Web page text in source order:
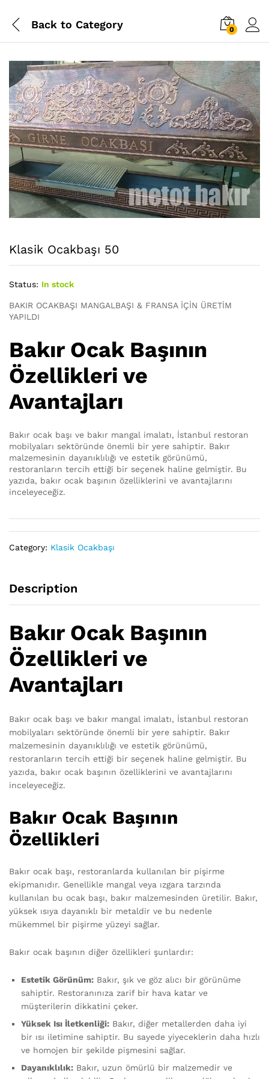
Back to Category 0
Klasik Ocakbaşı 50
Status: In stock
BAKIR OCAKBAŞI MANGALBAŞI & FRANSA İÇİN ÜRETİM
YAPILDI
Bakır Ocak Başının
Özellikleri ve
Avantajları
Bakır ocak başı ve bakır mangal imalatı, İstanbul restoran
mobilyaları sektöründe önemli bir yere sahiptir. Bakır
malzemesinin dayanıklılığı ve estetik görünümü,
restoranların tercih ettiği bir seçenek haline gelmiştir. Bu
yazıda, bakır ocak başının özelliklerini ve avantajlarını
inceleyeceğiz.
Category: Klasik Ocakbaşı
Description
Bakır Ocak Başının
Özellikleri ve
Avantajları
Bakır ocak başı ve bakır mangal imalatı, İstanbul restoran
mobilyaları sektöründe önemli bir yere sahiptir. Bakır
malzemesinin dayanıklılığı ve estetik görünümü,
restoranların tercih ettiği bir seçenek haline gelmiştir. Bu
yazıda, bakır ocak başının özelliklerini ve avantajlarını
inceleyeceğiz.
Bakır Ocak Başının
Özellikleri
Bakır ocak başı, restoranlarda kullanılan bir pişirme
ekipmanıdır. Genellikle mangal veya ızgara tarzında
kullanılan bu ocak başı, bakır malzemesinden üretilir. Bakır,
yüksek ısıya dayanıklı bir metaldir ve bu nedenle
mükemmel bir pişirme yüzeyi sağlar.
Bakır ocak başının diğer özellikleri şunlardır:
Estetik Görünüm: Bakır, şık ve göz alıcı bir görünüme
sahiptir. Restoranınıza zarif bir hava katar ve
müşterilerin dikkatini çeker.
Yüksek Isı İletkenliği: Bakır, diğer metallerden daha iyi
bir ısı iletimine sahiptir. Bu sayede yiyeceklerin daha hızlı
ve homojen bir şekilde pişmesini sağlar.
Dayanıklılık: Bakır, uzun ömürlü bir malzemedir ve